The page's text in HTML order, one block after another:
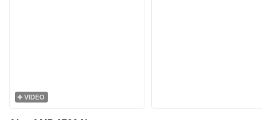
VIDEO